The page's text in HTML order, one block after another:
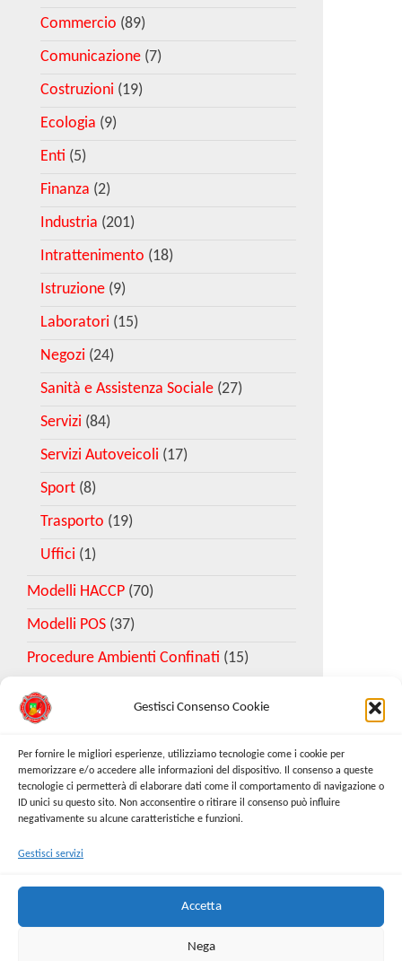
Gestisci Consenso Cookie
Per fornire le migliori esperienze, utilizziamo tecnologie come i cookie per
memorizzare e/o accedere alle informazioni del dispositivo. Il consenso a queste
tecnologie ci permetterà di elaborare dati come il comportamento di navigazione o
ID unici su questo sito. Non acconsentire o ritirare il consenso può influire
negativamente su alcune caratteristiche e funzioni.
Gestisci servizi
Accetta
Nega
Commercio (89)
Comunicazione (7)
Costruzioni (19)
Ecologia (9)
Enti (5)
Finanza (2)
Industria (201)
Intrattenimento (18)
Istruzione (9)
Laboratori (15)
Negozi (24)
Sanità e Assistenza Sociale (27)
Servizi (84)
Servizi Autoveicoli (17)
Sport (8)
Trasporto (19)
Uffici (1)
Modelli HACCP (70)
Modelli POS (37)
Procedure Ambienti Confinati (15)
Richiedi Modello